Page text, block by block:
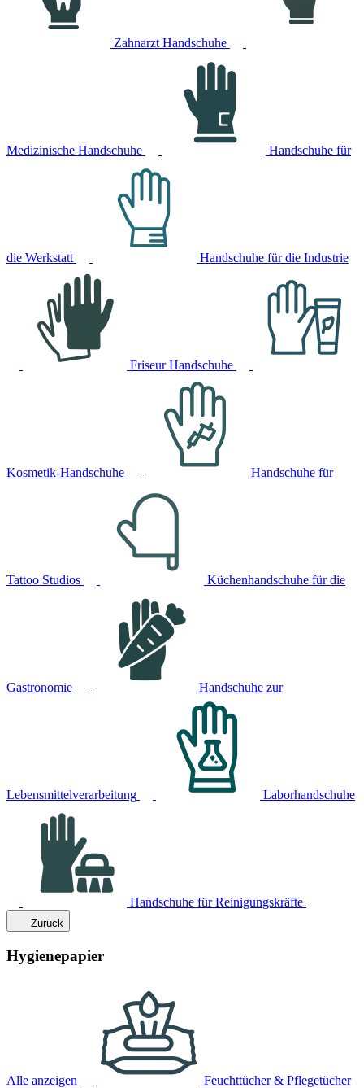
Zahnarzt Handschuhe
Medizinische Handschuhe Handschuhe für
die Werkstatt Handschuhe für die Industrie
Friseur Handschuhe
Kosmetik-Handschuhe Handschuhe für
Tattoo Studios Küchenhandschuhe für die
Gastronomie Handschuhe zur
Lebensmittelverarbeitung Laborhandschuhe
Handschuhe für Reinigungskräfte
Zurück
Hygienepapier
Alle anzeigen Feuchttücher & Pflegetücher